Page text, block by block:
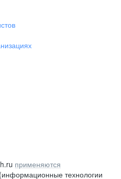
применяются
(информационные технологии